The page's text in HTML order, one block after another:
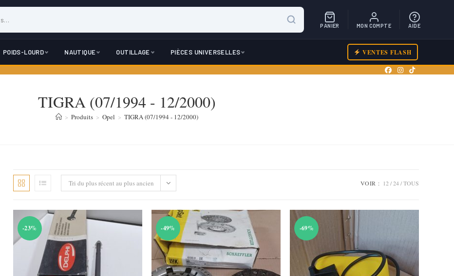
PANIER MON COMPTE AIDE
POIDS-LOURD NAUTIQUE OUTILLAGE PIÈCES UNIVERSELLES VENTES FLASH
TIGRA (07/1994 - 12/2000)
> Produits > Opel > TIGRA (07/1994 - 12/2000)
Tri du plus récent au plus ancien VOIR : 12 24 TOUS
-23% -49% -69%